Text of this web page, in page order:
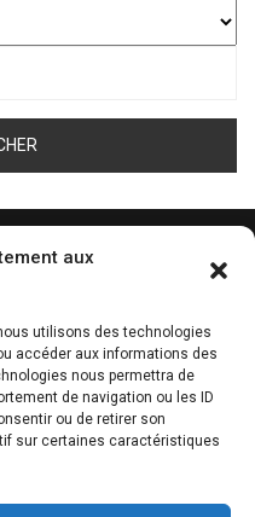
aux
utilisons des technologies
accéder aux informations des
nous permettra de
de navigation ou les ID
ou de retirer son
sur certaines caractéristiques
TOUS LES SPORT